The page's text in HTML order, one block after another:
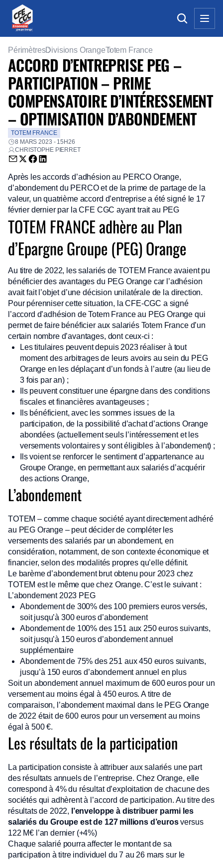
PérimètresDivisions OrangeTotem France
ACCORD D’ENTREPRISE PEG –
PARTICIPATION – PRIME
COMPENSATOIRE D’INTÉRESSEMENT
– OPTIMISATION D’ABONDEMENT
TOTEM FRANCE
8 MARS 2023 - 15H26
CHRISTOPHE PIERRET
Envoyer par email (nouvelle fenêtre)
Partager sur Twitter (nouvelle fenêtre)
Partager sur Facebook (nouvelle fenêtre)
Partager sur LinkedIn (nouvelle fenêtre)
Après les accords d’adhésion au PERCO Orange,
d’abondement du PERCO et de la prime de partage de la
valeur, un quatrième accord d’entreprise a été signé le 17
février dernier par la CFE CGC ayant trait au PEG
TOTEM FRANCE adhère au Plan
d’Epargne Groupe (PEG) Orange
Au titre de 2022, les salariés de TOTEM France avaient pu
bénéficier des avantages du PEG Orange car l’adhésion
avait fait l’objet d’une décision unilatérale de la direction.
Pour pérenniser cette situation, la CFE-CGC a signé
l’accord d’adhésion de Totem France au PEG Orange qui
permet de faire bénéficier aux salariés Totem France d’un
certain nombre d’avantages, dont ceux-ci :
Les titulaires peuvent depuis 2023 réaliser à tout
moment des arbitrages de leurs avoirs au sein du PEG
Orange en les déplaçant d’un fonds à l’autre (au lieu de
3 fois par an) ;
Ils peuvent constituer une épargne dans des conditions
fiscales et financières avantageuses ;
Ils bénéficient, avec les sommes issues de la
participation, de la possibilité d’achat d’actions Orange
abondées (actuellement seuls l’intéressement et les
versements volontaires y sont éligibles à l’abondement) ;
Ils voient se renforcer le sentiment d’appartenance au
Groupe Orange, en permettant aux salariés d’acquérir
des actions Orange,
L’abondement
TOTEM – comme chaque société ayant directement adhéré
au PEG Orange – peut décider de compléter les
versements des salariés par un abondement, en
considération, notamment, de son contexte économique et
financier, selon des modalités propres qu’elle définit.
Le barème d’abondement brut obtenu pour 2023 chez
TOTEM est le même que chez Orange. C’est le suivant :
L’abondement 2023 PEG
Abondement de 300% des 100 premiers euros versés,
soit jusqu’à 300 euros d’abondement
Abondement de 100% des 151 aux 250 euros suivants,
soit jusqu’à 150 euros d’abondement annuel
supplémentaire
Abondement de 75% des 251 aux 450 euros suivants,
jusqu’à 150 euros d’abondement annuel en plus
Soit un abondement annuel maximum de 600 euros pour un
versement au moins égal à 450 euros. A titre de
comparaison, l’abondement maximal dans le PEG Orange
de 2022 était de 600 euros pour un versement au moins
égal à 500 €.
Les résultats de la participation
La participation consiste à attribuer aux salariés une part
des résultats annuels de l’entreprise. Chez Orange, elle
correspond à 4% du résultat d’exploitation de chacune des
sociétés qui adhèrent à l’accord de participation. Au titre des
résultats de 2022, l’enveloppe à distribuer parmi les
salariés du Groupe est de 127 millions d’eurosversus
122 M€ l’an dernier (+4%)
Chaque salarié pourra affecter le montant de sa
participation à titre individuel du 7 au 26 mars sur le